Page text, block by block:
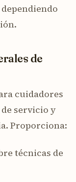
de
cuidadores
de servicio y
Proporciona:
técnicas de